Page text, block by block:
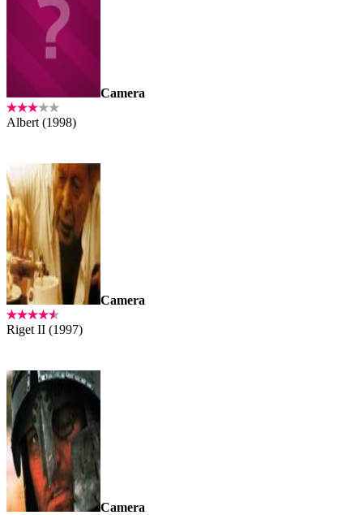
Camera
Albert (1998)
Camera
Riget II (1997)
Camera